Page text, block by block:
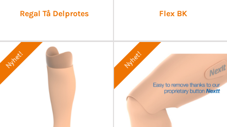
Regal Tå Delprotes Flex BK
Nyhet! Nyhet!